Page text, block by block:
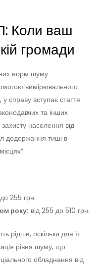
Коли ваш
громади
норм шуму
вимірювального
справу вступає стаття
та інших
населення від
додержання тиші в
255 грн.
року: від 255 до 510 грн.
рідше, оскільки для її
рівня шуму, що
обладнання від